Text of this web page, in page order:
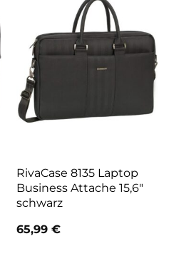
RivaCase 8135 Laptop
Business Attache 15,6″
schwarz
65,99 €